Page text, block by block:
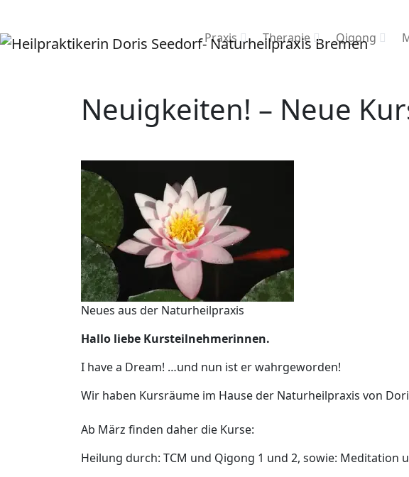
Praxis Therapie Qigong
Neuigkeiten! – Neue
Neues aus der Naturheilpraxis
Hallo liebe Kursteilnehmerinnen.
I have a Dream! …und nun ist er wahrgeworden!
Wir haben Kursräume im Hause der Naturheilpraxis von
Ab März finden daher die Kurse:
Heilung durch: TCM und Qigong 1 und 2, sowie: Meditation